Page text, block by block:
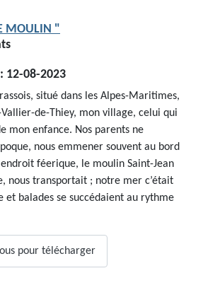
MOULIN "
12-08-2023
situé dans les Alpes-Maritimes,
de-Thiey, mon village, celui qui
mon enfance. Nos parents ne
nous emmener souvent au bord
féerique, le moulin Saint-Jean
nous transportait ; notre mer c’était
et balades se succédaient au rythme
pour télécharger